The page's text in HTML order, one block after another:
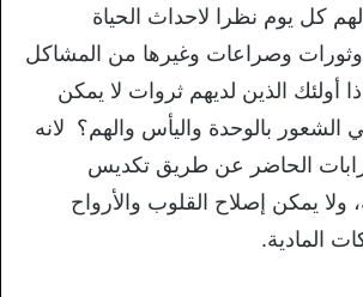
كل يوم نظرا لاحداث الحياة
وصراعات وغيرها من المشاكل
أولئك الذين لديهم ثروات لا يمكن
بالوحدة واليأس والهم؟ لانه
الحاضر عن طريق تكديس
ولا يمكن إصلاح القلوب والأرواح
المادية.